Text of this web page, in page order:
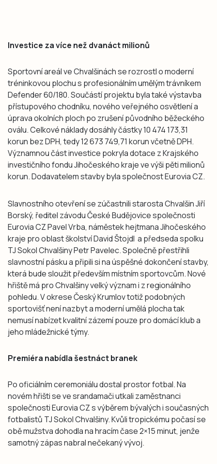
Investice za více než dvanáct milionů
Sportovní areál ve Chvalšinách se rozrostl o moderní
tréninkovou plochu s profesionálním umělým trávníkem
Defender 60/180. Součástí projektu byla také výstavba
přístupového chodníku, nového veřejného osvětlení a
úprava okolních ploch po zrušení původního běžeckého
oválu. Celkové náklady dosáhly částky 10 474 173,31
korun bez DPH, tedy 12 673 749,71 korun včetně DPH.
Významnou část investice pokryla dotace z Krajského
investičního fondu Jihočeského kraje ve výši pěti milionů
korun. Dodavatelem stavby byla společnost Eurovia CZ.
Slavnostního otevření se zúčastnili starosta Chvalšin Jiří
Borský, ředitel závodu České Budějovice společnosti
Eurovia CZ Pavel Vrba, náměstek hejtmana Jihočeského
kraje pro oblast školství David Štojdl a předseda spolku
TJ Sokol Chvalšiny Petr Pavelec. Společně přestřihli
slavnostní pásku a připili si na úspěšné dokončení stavby,
která bude sloužit především místním sportovcům. Nové
hřiště má pro Chvalšiny velký význam i z regionálního
pohledu. V okrese Český Krumlov totiž podobných
sportovišť není nazbyt a moderní umělá plocha tak
nemusí nabízet kvalitní zázemí pouze pro domácí klub a
jeho mládežnické týmy.
Premiéra nabídla šestnáct branek
Po oficiálním ceremoniálu dostal prostor fotbal. Na
novém hřišti se ve srandamači utkali zaměstnanci
společnosti Eurovia CZ s výběrem bývalých i současných
fotbalistů TJ Sokol Chvalšiny. Kvůli tropickému počasí se
obě mužstva dohodla na hracím čase 2×15 minut, jenže
samotný zápas nabral nečekaný vývoj.